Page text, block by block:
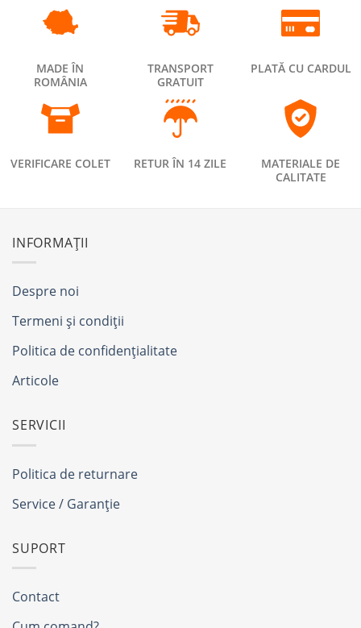
MADE ÎN
ROMÂNIA
TRANSPORT
GRATUIT
PLATĂ CU CARDUL
VERIFICARE COLET RETUR ÎN 14 ZILE
MATERIALE DE
CALITATE
INFORMAȚII
Despre noi
Termeni și condiții
Politica de confidențialitate
Articole
SERVICII
Politica de returnare
Service / Garanție
SUPORT
Contact